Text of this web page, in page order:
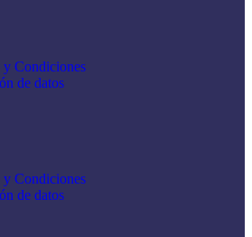
Condiciones
de datos
Condiciones
de datos